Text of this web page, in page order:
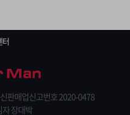
터
판매업신고번호 2020-0478
장대박